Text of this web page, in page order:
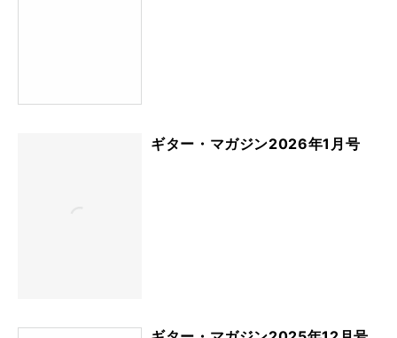
ギター・マガジン2026年1月号